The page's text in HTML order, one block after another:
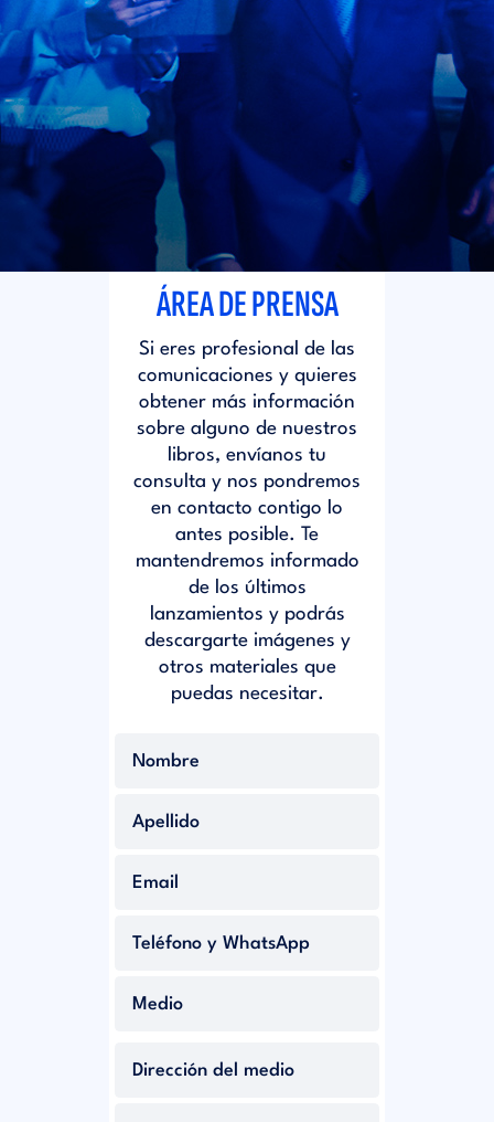
d
i
t
t
o
r
i
ÁREA DE PRENSA
Si eres profesional de las
comunicaciones y quieres
obtener más información
sobre alguno de nuestros
libros, envíanos tu
consulta y nos pondremos
en contacto contigo lo
antes posible. Te
mantendremos informado
de los últimos
lanzamientos y podrás
descargarte imágenes y
otros materiales que
puedas necesitar.